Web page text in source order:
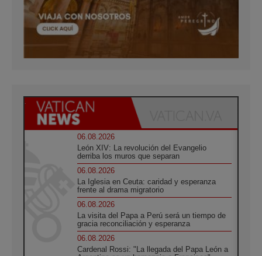
06.08.2026
León XIV: La revolución del Evangelio
derriba los muros que separan
06.08.2026
La Iglesia en Ceuta: caridad y esperanza
frente al drama migratorio
06.08.2026
La visita del Papa a Perú será un tiempo de
gracia reconciliación y esperanza
06.08.2026
Cardenal Rossi: "La llegada del Papa León a